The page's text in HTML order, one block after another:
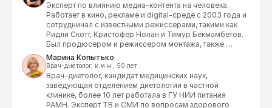
Эксперт по влиянию медиа-контента на человека.
Работает в кино, рекламе и digital-среде с 2003 года и
сотрудничал с известными режиссерами, такими как
Ридли Скотт, Кристофер Нолан и Тимур Бекмамбетов.
Был продюсером и режиссером монтажа, также
руководил направлением digital marketing и
коммуникаций в РИА Новости с 2012 года. Автор
программ и тренингов по визуальному мышлению,
режиссуре коммуникаций, публичным выступлениям и
самопрезентации.
Марина Копытько
Врач-диетолог, к.м.н., 50 лет
Врач-диетолог, кандидат медицинских наук,
заведующая отделением диетологии в частной
клинике, более 10 лет работала в ГУ НИИ питания
РАМН. Эксперт ТВ и СМИ по вопросам здорового